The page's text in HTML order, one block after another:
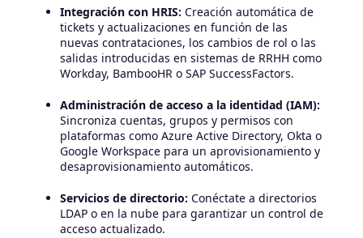
Integración con HRIS: Creación automática de
tickets y actualizaciones en función de las
nuevas contrataciones, los cambios de rol o las
salidas introducidas en sistemas de RRHH como
Workday, BambooHR o SAP SuccessFactors.
Administración de acceso a la identidad (IAM):
Sincroniza cuentas, grupos y permisos con
plataformas como Azure Active Directory, Okta o
Google Workspace para un aprovisionamiento y
desaprovisionamiento automáticos.
Servicios de directorio: Conéctate a directorios
LDAP o en la nube para garantizar un control de
acceso actualizado.